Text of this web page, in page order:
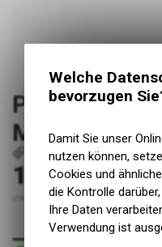
Pivot Firebird
Medium
199.00CHF
inkl. MwSt., zzgl. Versandkosten
Welche
bevorzugen
Damit Sie unser
nutzen können,
Cookies und
die Kontrolle
Ihre Daten
Verwendung ist